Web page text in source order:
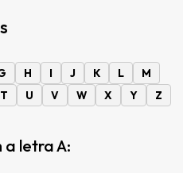
H I J K L
M
T U V W X Y Z
a letra A: